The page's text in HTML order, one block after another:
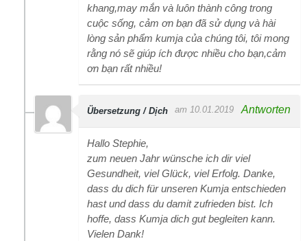
khang,may mắn và luôn thành công trong
cuộc sống, cảm ơn bạn đã sử dụng và hài
lòng sản phẩm kumja của chúng tôi, tôi mong
rằng nó sẽ giúp ích được nhiều cho bạn,cảm
ơn bạn rất nhiều!
Übersetzung / Dịch am 10.01.2019 Antworten
Hallo Stephie,
zum neuen Jahr wünsche ich dir viel
Gesundheit, viel Glück, viel Erfolg. Danke,
dass du dich für unseren Kumja entschieden
hast und dass du damit zufrieden bist. Ich
hoffe, dass Kumja dich gut begleiten kann.
Vielen Dank!